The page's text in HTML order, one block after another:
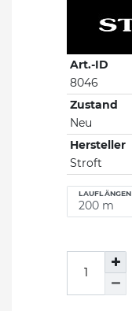
Art.-ID
8046
Zustand
Neu
Hersteller
Stroft
LAUFLÄNGEN